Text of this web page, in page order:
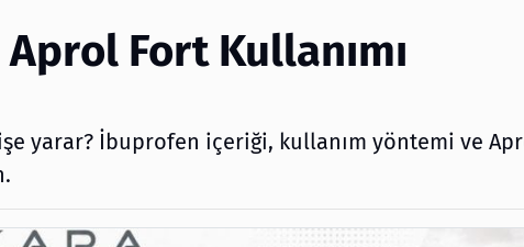
Fort Kullanımı
yarar? İbuprofen içeriği, kullanım yöntemi ve